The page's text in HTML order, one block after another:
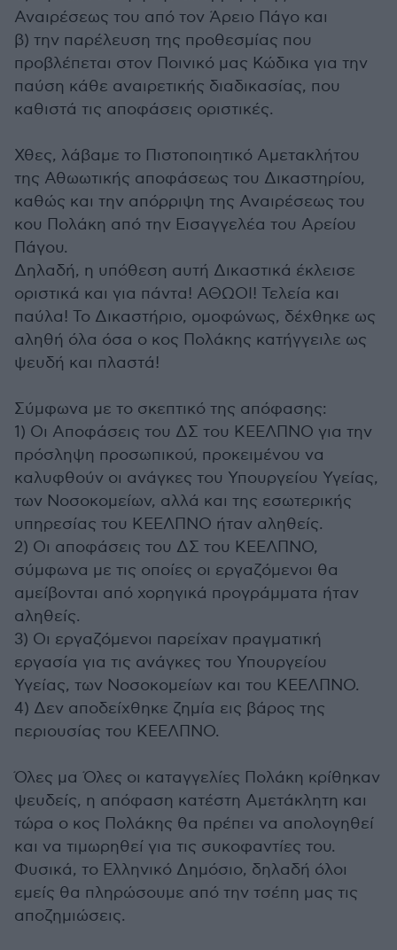
Αναιρέσεως του από τον Άρειο Πάγο και
β) την παρέλευση της προθεσμίας που
προβλέπεται στον Ποινικό μας Κώδικα για την
παύση κάθε αναιρετικής διαδικασίας, που
καθιστά τις αποφάσεις οριστικές.
Χθες, λάβαμε το Πιστοποιητικό Αμετακλήτου
της Αθωωτικής αποφάσεως του Δικαστηρίου,
καθώς και την απόρριψη της Αναιρέσεως του
κου Πολάκη από την Εισαγγελέα του Αρείου
Πάγου.
Δηλαδή, η υπόθεση αυτή Δικαστικά έκλεισε
οριστικά και για πάντα! ΑΘΩΟΙ! Τελεία και
παύλα! Το Δικαστήριο, ομοφώνως, δέχθηκε ως
αληθή όλα όσα ο κος Πολάκης κατήγγειλε ως
ψευδή και πλαστά!
Σύμφωνα με το σκεπτικό της απόφασης:
1) Οι Αποφάσεις του ΔΣ του ΚΕΕΛΠΝΟ για την
πρόσληψη προσωπικού, προκειμένου να
καλυφθούν οι ανάγκες του Υπουργείου Υγείας,
των Νοσοκομείων, αλλά και της εσωτερικής
υπηρεσίας του ΚΕΕΛΠΝΟ ήταν αληθείς.
2) Οι αποφάσεις του ΔΣ του ΚΕΕΛΠΝΟ,
σύμφωνα με τις οποίες οι εργαζόμενοι θα
αμείβονται από χορηγικά προγράμματα ήταν
αληθείς.
3) Οι εργαζόμενοι παρείχαν πραγματική
εργασία για τις ανάγκες του Υπουργείου
Υγείας, των Νοσοκομείων και του ΚΕΕΛΠΝΟ.
4) Δεν αποδείχθηκε ζημία εις βάρος της
περιουσίας του ΚΕΕΛΠΝΟ.
Όλες μα Όλες οι καταγγελίες Πολάκη κρίθηκαν
ψευδείς, η απόφαση κατέστη Αμετάκλητη και
τώρα ο κος Πολάκης θα πρέπει να απολογηθεί
και να τιμωρηθεί για τις συκοφαντίες του.
Φυσικά, το Ελληνικό Δημόσιο, δηλαδή όλοι
εμείς θα πληρώσουμε από την τσέπη μας τις
αποζημιώσεις.